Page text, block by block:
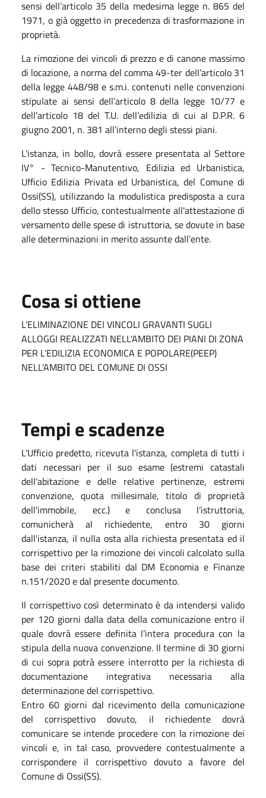
sensi dell’articolo 35 della medesima legge n. 865 del
1971, o già oggetto in precedenza di trasformazione in
proprietà.
La rimozione dei vincoli di prezzo e di canone massimo
di locazione, a norma del comma 49-ter dell’articolo 31
della legge 448/98 e s.m.i. contenuti nelle convenzioni
stipulate ai sensi dell’articolo 8 della legge 10/77 e
dell’articolo 18 del T.U. dell’edilizia di cui al D.P.R. 6
giugno 2001, n. 381 all’interno degli stessi piani.
L'istanza, in bollo, dovrà essere presentata al Settore
IV° - Tecnico-Manutentivo, Edilizia ed Urbanistica,
Ufficio Edilizia Privata ed Urbanistica, del Comune di
Ossi(SS), utilizzando la modulistica predisposta a cura
dello stesso Ufficio, contestualmente all'attestazione di
versamento delle spese di istruttoria, se dovute in base
alle determinazioni in merito assunte dall’ente.
Cosa si ottiene
L’ELIMINAZIONE DEI VINCOLI GRAVANTI SUGLI
ALLOGGI REALIZZATI NELL'AMBITO DEI PIANI DI ZONA
PER L'EDILIZIA ECONOMICA E POPOLARE(PEEP)
NELL’AMBITO DEL COMUNE DI OSSI
Tempi e scadenze
L'Ufficio predetto, ricevuta l'istanza, completa di tutti i
dati necessari per il suo esame (estremi catastali
dell'abitazione e delle relative pertinenze, estremi
convenzione, quota millesimale, titolo di proprietà
dell'immobile, ecc.) e conclusa l’istruttoria,
comunicherà al richiedente, entro 30 giorni
dall'istanza, il nulla osta alla richiesta presentata ed il
corrispettivo per la rimozione dei vincoli calcolato sulla
base dei criteri stabiliti dal DM Economia e Finanze
n.151/2020 e dal presente documento.
Il corrispettivo così determinato è da intendersi valido
per 120 giorni dalla data della comunicazione entro il
quale dovrà essere definita l’intera procedura con la
stipula della nuova convenzione. Il termine di 30 giorni
di cui sopra potrà essere interrotto per la richiesta di
documentazione integrativa necessaria alla
determinazione del corrispettivo.
Entro 60 giorni dal ricevimento della comunicazione
del corrispettivo dovuto, il richiedente dovrà
comunicare se intende procedere con la rimozione dei
vincoli e, in tal caso, provvedere contestualmente a
corrispondere il corrispettivo dovuto a favore del
Comune di Ossi(SS).